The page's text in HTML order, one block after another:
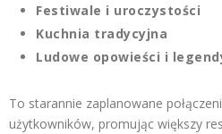
Festiwale i uroczystości
Kuchnia tradycyjna
Ludowe opowieści i
To starannie zaplanowane
użytkowników, promując większy